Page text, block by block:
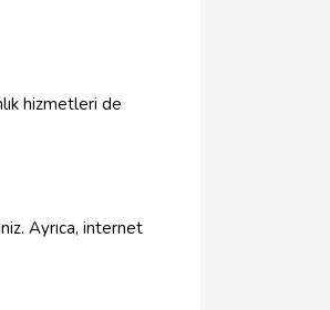
hizmetleri de
Ayrıca, internet